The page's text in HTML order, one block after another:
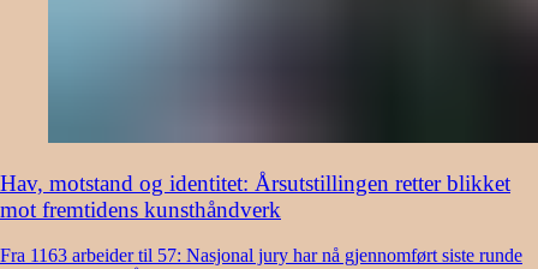
Hav, motstand og identitet: Årsutstillingen retter blikket
mot fremtidens kunsthåndverk
Fra 1163 arbeider til 57: Nasjonal jury har nå gjennomført siste runde